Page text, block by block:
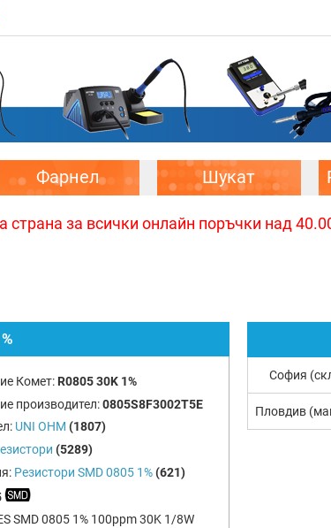
Фарнел Шукат
страна за всички онлайн поръчки над
Комет: R0805 30K 1%
производител:0805S8F3002T5E
UNI OHM (1807)
(5289)
Резистори SMD 0805 1% (621)
SMD 0805 1% 100ppm 30K 1/8W
София
Пловдив